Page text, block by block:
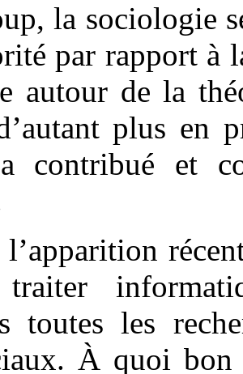
la sociologie
par rapport à
autour de la
plus en
contribué et
toutes les
À quoi